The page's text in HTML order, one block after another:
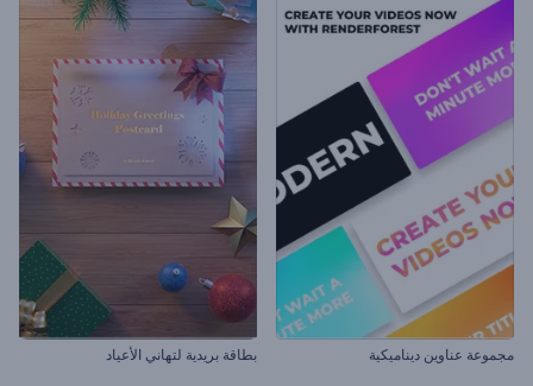
مجموعة عناوين ديناميكية بطاقة بريدية لتهاني الأعياد